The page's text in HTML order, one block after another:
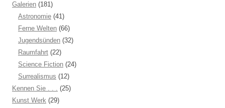
Galerien (181)
Astronomie (41)
Ferne Welten (66)
Jugendsünden (32)
Raumfahrt (22)
Science Fiction (24)
Surrealismus (12)
Kennen Sie . . . (25)
Kunst Werk (29)